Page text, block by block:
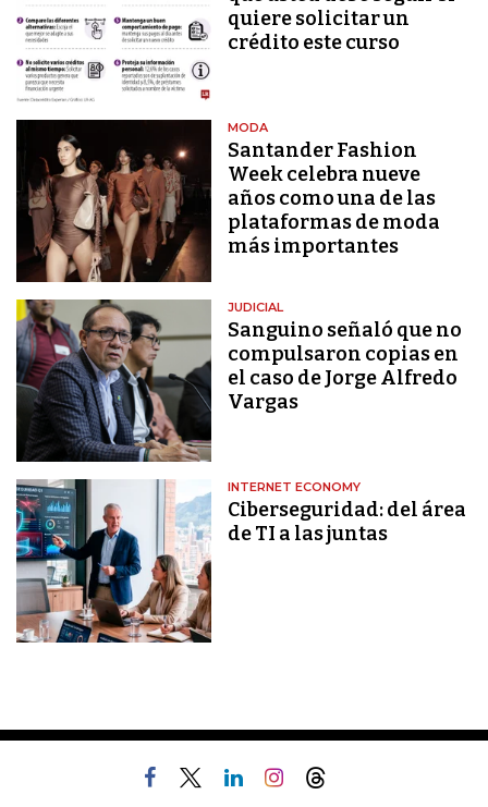
quiere solicitar un
crédito este curso
MODA
Santander Fashion
Week celebra nueve
años como una de las
plataformas de moda
más importantes
JUDICIAL
Sanguino señaló que no
compulsaron copias en
el caso de Jorge Alfredo
Vargas
INTERNET ECONOMY
Ciberseguridad: del área
de TI a las juntas